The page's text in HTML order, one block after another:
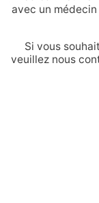
avec un
Si vous
veuillez nous